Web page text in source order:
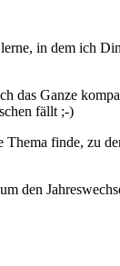
in dem ich
das Ganze
fällt ;-)
finde, zu
den